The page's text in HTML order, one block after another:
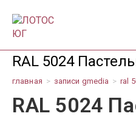
содержимому
RAL 5024
главная > записи gmedia > ral
RAL 5024